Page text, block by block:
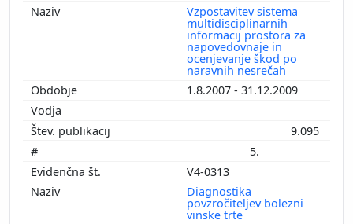
Vzpostavitev sistema
multidisciplinarnih
informacij prostora za
napovedovnaje in
ocenjevanje škod po
naravnih nesrečah
1.8.2007 - 31.12.2009
9.095
5.
V4-0313
Diagnostika
povzročiteljev bolezni
vinske trte